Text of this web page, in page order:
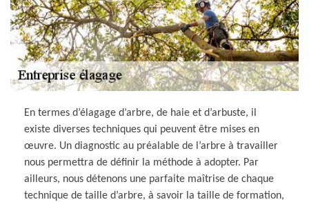
En termes d’élagage d’arbre, de haie et d’arbuste, il
existe diverses techniques qui peuvent être mises en
œuvre. Un diagnostic au préalable de l’arbre à travailler
nous permettra de définir la méthode à adopter. Par
ailleurs, nous détenons une parfaite maîtrise de chaque
technique de taille d’arbre, à savoir la taille de formation,